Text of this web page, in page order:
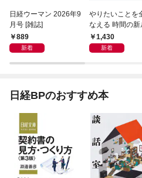
日経ウーマン 2026年9
月号 [雑誌]
889
新着
やりたいことを
なえる 時間の新
1,430
新着
日経BPのおすすめ本